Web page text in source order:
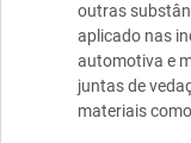
outras
aplicado nas
automotiva e
juntas de
materiais